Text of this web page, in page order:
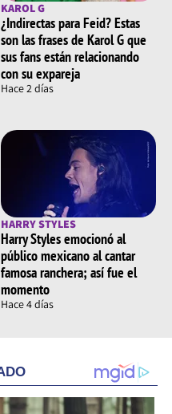
KAROL G
¿Indirectas para Feid? Estas
son las frases de Karol G que
sus fans están relacionando
con su expareja
Hace 2 días
HARRY STYLES
Harry Styles emocionó al
público mexicano al cantar
famosa ranchera; así fue el
momento
Hace 4 días